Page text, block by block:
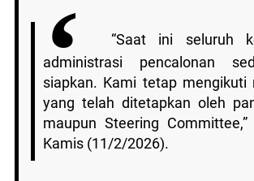
“Saat ini seluruh
administrasi pencalonan
siapkan. Kami tetap mengikuti
yang telah ditetapkan oleh
maupun Steering
Kamis (11/2/2026).